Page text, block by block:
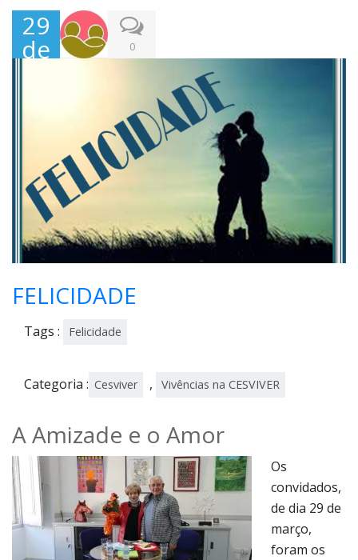
29
de
202
0
FELICIDADE
Tags : Felicidade
Categoria : Cesviver , Vivências na CESVIVER
A Amizade e o Amor
Os
convidados,
de dia 29 de
março,
foram os